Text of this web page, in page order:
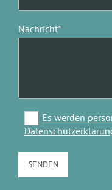
Nachricht*
Es werden